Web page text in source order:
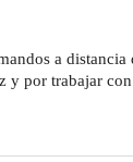
a
y por trabajar